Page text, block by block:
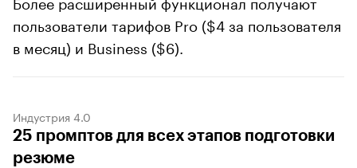
пользователи тарифов Pro ($4 за пользователя
в месяц) и Business ($6).
Индустрия 4.0
25 промптов для всех этапов подготовки
резюме